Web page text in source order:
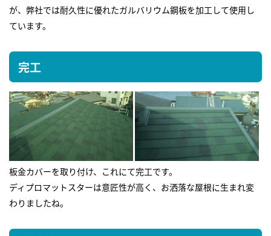
が、弊社では耐久性に優れたガルバリウム鋼板を加工して使用し
ています。
完工
板金カバーを取り付け、これにて完工です。
ディプロマットスターは意匠性が高く、お洒落な屋根に生まれ変
わりましたね。